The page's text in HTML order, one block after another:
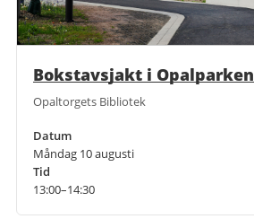
Bokstavsjakt i Opalparken
Opaltorgets Bibliotek
Datum
Måndag 10 augusti
Tid
13:00–14:30